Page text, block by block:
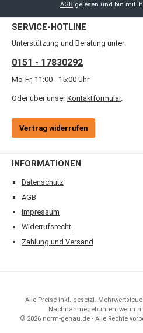
AGB gelesen und bin mit
SERVICE-HOTLINE
Unterstützung und Beratung unter:
0151 - 17830292
Mo-Fr, 11:00 - 15:00 Uhr
Oder über unser Kontaktformular.
Vertrag widerrufen
INFORMATIONEN
Datenschutz
AGB
Impressum
Widerrufsrecht
Zahlung und Versand
Alle Preise inkl. gesetzl.
Nachnahmegebühren, wenn
© 2026 norm-genau.de - Alle Rechte